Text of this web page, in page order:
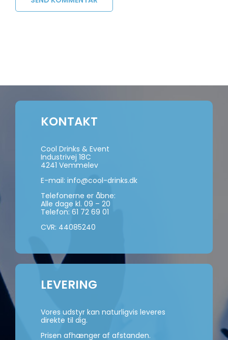
KONTAKT
Cool Drinks & Event
Industrivej 18C
4241 Vemmelev
E-mail: info@cool-drinks.dk
Telefonerne er åbne:
Alle dage kl. 09 – 20
Telefon: 61 72 69 01
CVR: 44085240
LEVERING
Vores udstyr kan naturligvis leveres
direkte til dig.
Prisen afhænger af afstanden.